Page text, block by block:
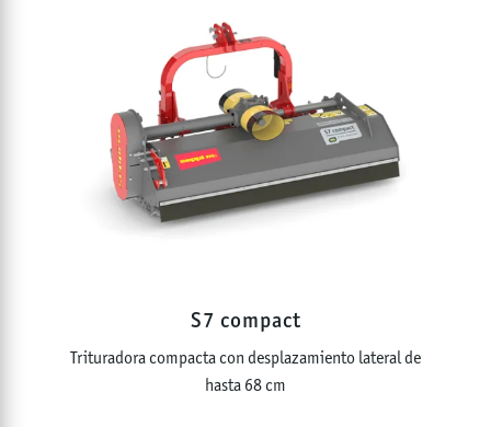
S7 compact
Trituradora compacta con desplazamiento lateral de
hasta 68 cm